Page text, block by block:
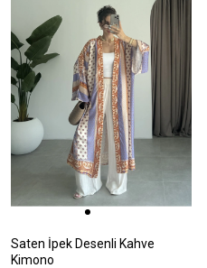
Saten İpek Desenli Kahve
Kimono